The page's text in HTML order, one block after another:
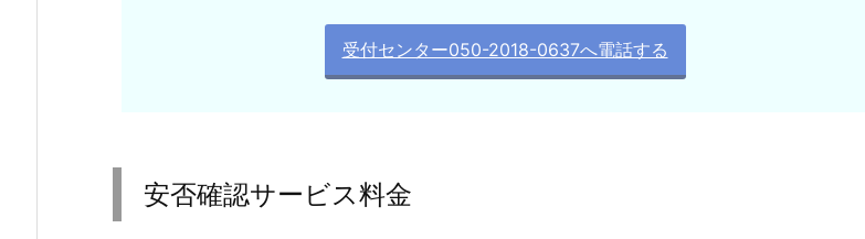
ー
受付センター050-2018-0637へ電話する
安否確認サービス料金